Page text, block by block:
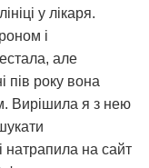
у лікаря.
і
але
пів року вона
Вирішила я з нею
натрапила на сайт